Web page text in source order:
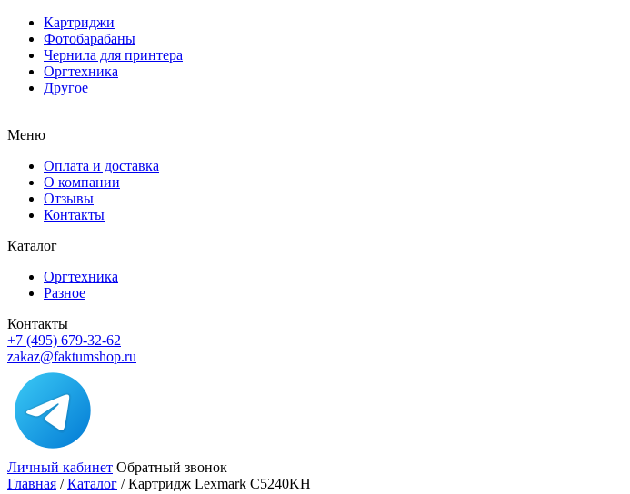
Картриджи
Фотобарабаны
Чернила для принтера
Оргтехника
Другое
Меню
Оплата и доставка
О компании
Отзывы
Контакты
Каталог
Оргтехника
Разное
Контакты
+7 (495) 679-32-62
zakaz@faktumshop.ru
Личный кабинет Обратный звонок
Главная /Каталог /Картридж Lexmark C5240KH